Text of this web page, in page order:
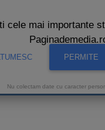
cele mai importante
PERMITE
Nu colectam date cu caracter